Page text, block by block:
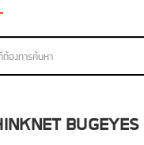
BUGEYES